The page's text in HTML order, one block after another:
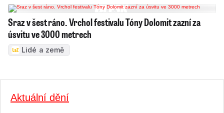
Sraz v šest ráno. Vrchol festivalu Tóny Dolomit zazní za
úsvitu ve 3000 metrech
Lidé a země
Aktuální dění